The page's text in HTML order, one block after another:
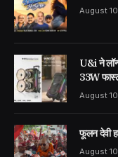
August
U&i ने
33W
August
फूलन देवी
August